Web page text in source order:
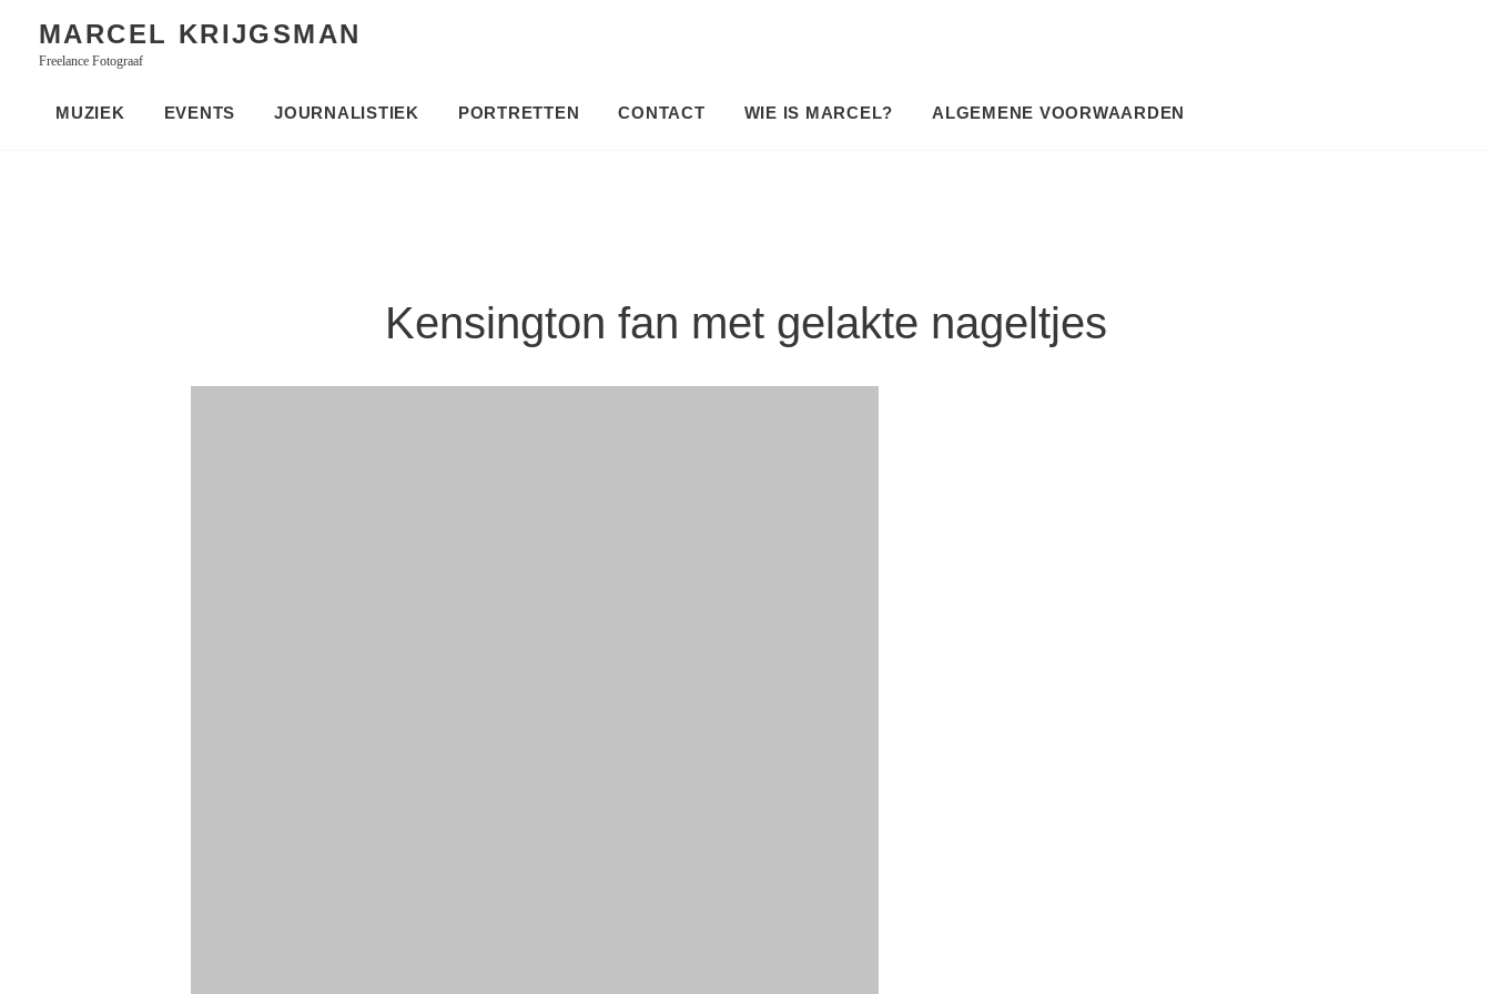
content
MARCEL KRIJGSMAN
Freelance Fotograaf
MUZIEK EVENTS JOURNALISTIEK PORTRETTEN CONTACT WIE IS MARCEL? ALGEMENE VOORWAARDEN
Kensington fan met gelakte nageltjes